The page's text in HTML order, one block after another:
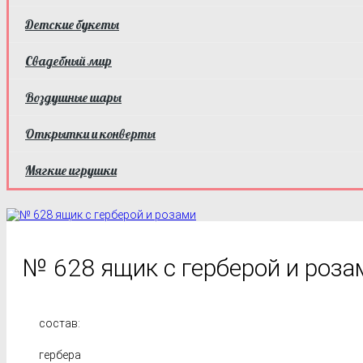
Детские букеты
Свадебный мир
Воздушные шары
Открытки и конверты
Мягкие игрушки
№ 628 ящик с герберой и
состав:
гербера